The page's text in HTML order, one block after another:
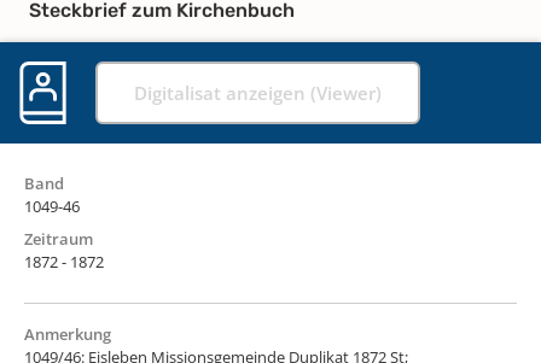
Steckbrief zum Kirchenbuch
Digitalisat anzeigen (Viewer)
Band
1049-46
Zeitraum
1872 - 1872
Anmerkung
1049/46: Eisleben Missionsgemeinde Duplikat 1872 St;